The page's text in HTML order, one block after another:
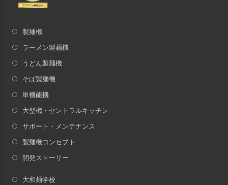
製麺機
ラーメン製麺機
うどん製麺機
そば製麺機
単機能機
大型機・セントラルキッチン
サポート・メンテナンス
製麺機コンセプト
開発ストーリー
大和麺学校